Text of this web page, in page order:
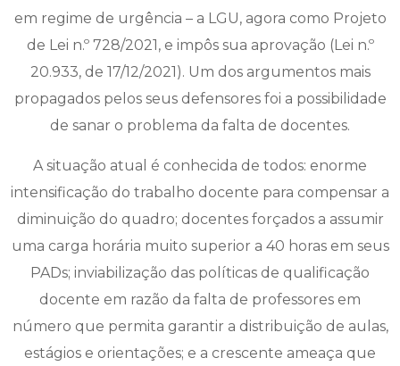
em regime de urgência – a LGU, agora como Projeto
de Lei n.º 728/2021, e impôs sua aprovação (Lei n.º
20.933, de 17/12/2021). Um dos argumentos mais
propagados pelos seus defensores foi a possibilidade
de sanar o problema da falta de docentes.
A situação atual é conhecida de todos: enorme
intensificação do trabalho docente para compensar a
diminuição do quadro; docentes forçados a assumir
uma carga horária muito superior a 40 horas em seus
PADs; inviabilização das políticas de qualificação
docente em razão da falta de professores em
número que permita garantir a distribuição de aulas,
estágios e orientações; e a crescente ameaça que